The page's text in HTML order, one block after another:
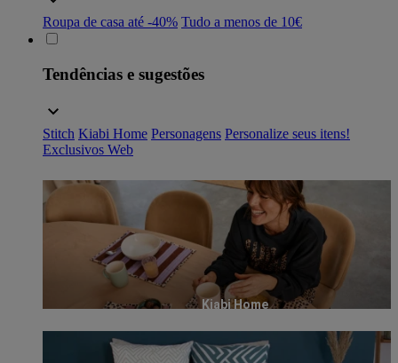
Roupa de casa até -40% Tudo a menos de 10€
Tendências e sugestões
Stitch Kiabi Home Personagens Personalize seus itens!
Exclusivos Web
Kiabi Home